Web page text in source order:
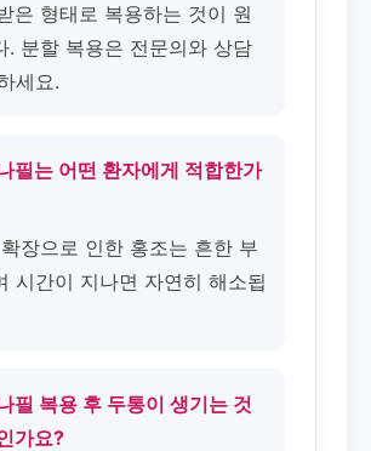
은 형태로 복용하는 것이 원
. 분할 복용은 전문의와 상담
세요.
필는 어떤 환자에게 적합한가
장으로 인한 홍조는 흔한 부
시간이 지나면 자연히 해소됩
필 복용 후 두통이 생기는 것
가요?